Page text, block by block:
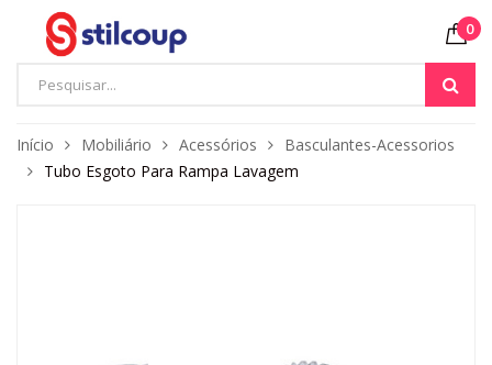
0
Início Mobiliário Acessórios
Basculantes-Acessorios
Tubo Esgoto Para Rampa Lavagem